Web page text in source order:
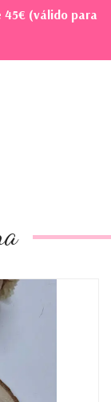
45€ (válido para